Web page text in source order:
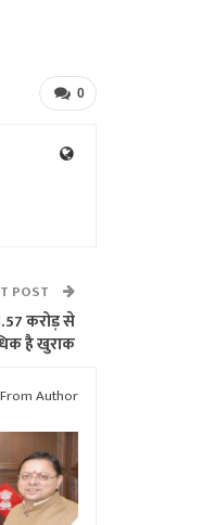
0
POST
करोड़ से
है खुराक
Author